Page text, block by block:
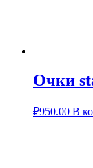
Очки
₽950.00 В